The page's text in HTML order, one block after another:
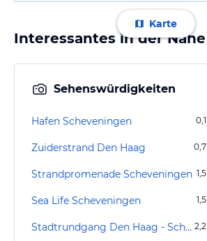
Karte
Interessantes in der Nähe
Sehenswürdigkeiten
Hafen Scheveningen 0,1
Zuiderstrand Den Haag 0,7
Strandpromenade Scheveningen 1,5
Sea Life Scheveningen 1,5
Stadtrundgang Den Haag - Scheveningen 2,2